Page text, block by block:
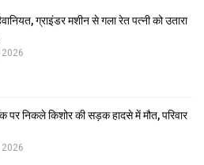
ग्राइंडर मशीन से गला रेत पत्नी को उतारा
पर निकले किशोर की सड़क हादसे में मौत, परिवार